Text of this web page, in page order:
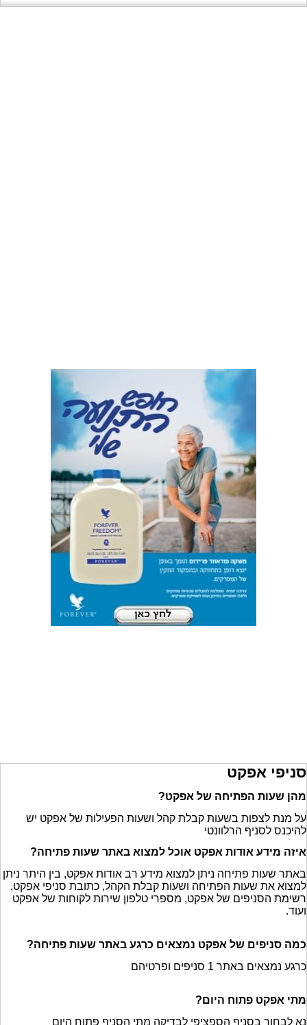
סניפי אפקט
מהן שעות הפתיחה של אפקט?
על מנת לצפות בשעות קבלת קהל ושעות הפעילות של אפקט יש
להיכנס לסניף הרלוונטי
איזה מידע אודות אפקט אוכל למצוא באתר שעות פתיחה?
באתר שעות פתיחה ניתן למצוא מידע רב אודות אפקט, בין היתר ניתן
למצוא את שעות הפתיחה ושעות קבלת הקהל, כתובת סניפי אפקט,
רשימת הסניפים של אפקט, מספרי טלפון שירות לקוחות של אפקט
ועוד.
כמה סניפים של אפקט נמצאים כרגע באתר שעות פתיחה?
כרגע נמצאים באתר 1 סניפים ופרטיהם
מתי אפקט פתוח היום?
נא לבחור בסניף הספציפי לבדיקה מתי הסניף פתוח היום